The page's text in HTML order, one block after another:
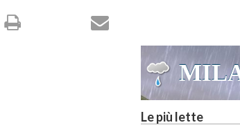
23
Le più lette